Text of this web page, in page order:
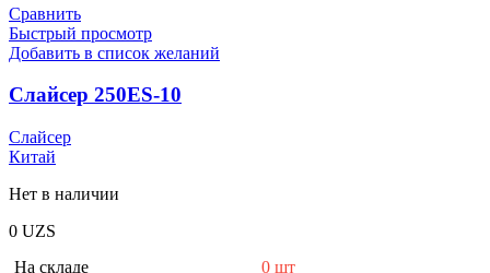
Сравнить
Быстрый просмотр
Добавить в список желаний
Слайсер 250ES-10
Слайсер
Китай
Нет в наличии
0 UZS
На складе
0 шт